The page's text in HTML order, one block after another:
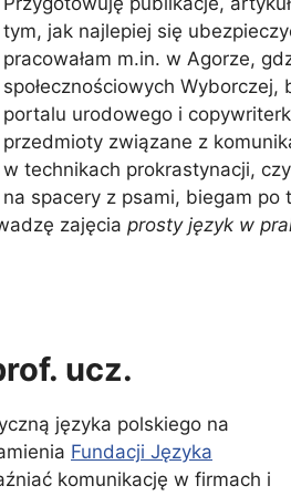
tym, jak najlepiej się
pracowałam m.in. w Agorze,
społecznościowych Wyborczej,
portalu urodowego i
przedmioty związane z
w technikach prokrastynacji,
na spacery z psami, biegam po
zajęcia prosty język w
ucz.
języka polskiego na
Fundacji Języka
komunikację w firmach i